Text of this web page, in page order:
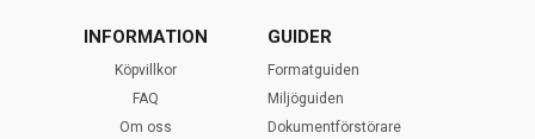
INFORMATION
Köpvillkor
FAQ
Om oss
GUIDER
Formatguiden
Miljöguiden
Dokumentförstörare